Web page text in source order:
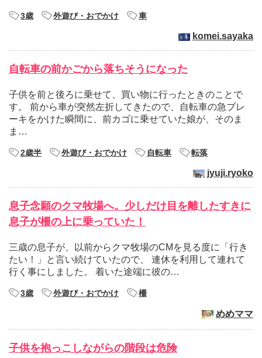
3歳 外遊び・おでかけ 車
komei.sayaka
自転車の前かごから落ちそうになった
子供を前と後ろに乗せて、買い物に行ったときのことで
す。 前から車が突然左折してきたので、自転車の急ブレ
ーキをかけた瞬間に、前カゴに乗せていた娘が、そのま
ま…
2歳半 外遊び・おでかけ 自転車 転落
jyuji.ryoko
息子念願のクマ牧場へ。少しだけ目を離したすきに
息子が柵の上に乗っていた！
三歳の息子が、以前からクマ牧場のCMを見る度に「行き
たい！」と言い続けていたので、 連休を利用して連れて
行く事にしました。 着いた途端に彼の…
3歳 外遊び・おでかけ 柵
めめママ
子供を抱っこしながらの階段は危険